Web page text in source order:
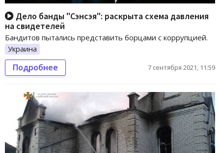
Дело банды "Сэнсэя": раскрыта схема давления
на свидетелей
Бандитов пытались представить борцами с коррупцией.
Украина
Подробнее 7 сентября 2021, 11:59